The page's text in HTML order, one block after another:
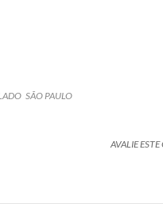
SÃO PAULO
AVALIE